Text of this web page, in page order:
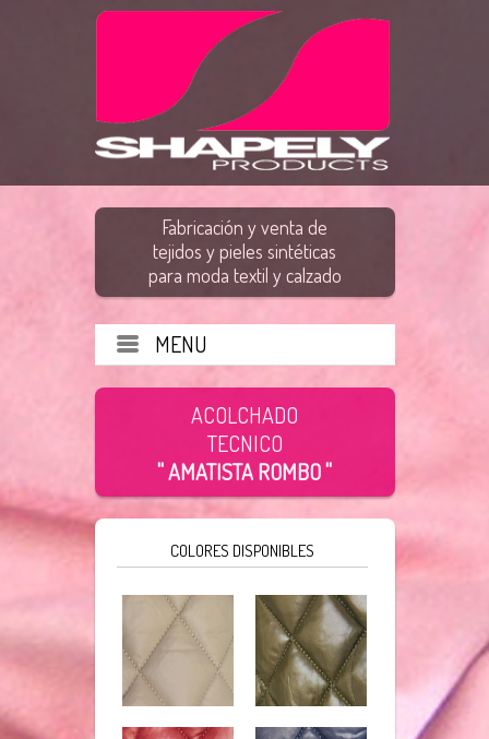
Fabricación y venta de
tejidos y pieles sintéticas
para moda textil y calzado
MENU
ACOLCHADO
TECNICO
" AMATISTA ROMBO "
COLORES DISPONIBLES